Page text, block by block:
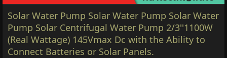
Solar Water Pump Solar Water Pump Solar Water
Pump Solar Centrifugal Water Pump 2/3''1100W
(Real Wattage) 145Vmax Dc with the Ability to
Connect Batteries or Solar Panels.